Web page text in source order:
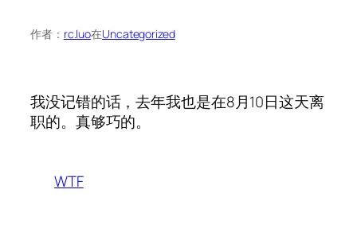
作者： rc.luo在Uncategorized
我没记错的话，去年我也是在8月10日这天离
职的。真够巧的。
WTF